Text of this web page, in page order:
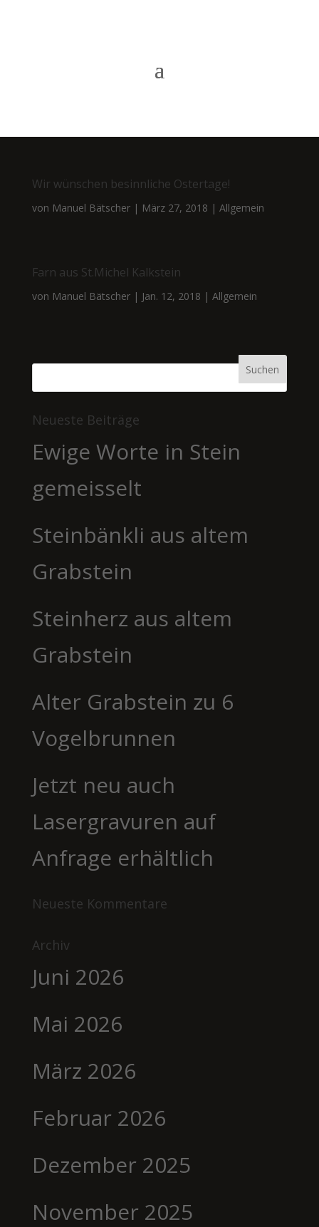
Wir wünschen besinnliche Ostertage!
von Manuel Bätscher| März 27, 2018 | Allgemein
Farn aus St.Michel Kalkstein
von Manuel Bätscher| Jan. 12, 2018 | Allgemein
Neueste Beiträge
Ewige Worte in Stein
gemeisselt
Steinbänkli aus altem
Grabstein
Steinherz aus altem
Grabstein
Alter Grabstein zu 6
Vogelbrunnen
Jetzt neu auch
Lasergravuren auf
Anfrage erhältlich
Neueste Kommentare
Archiv
Juni 2026
Mai 2026
März 2026
Februar 2026
Dezember 2025
November 2025